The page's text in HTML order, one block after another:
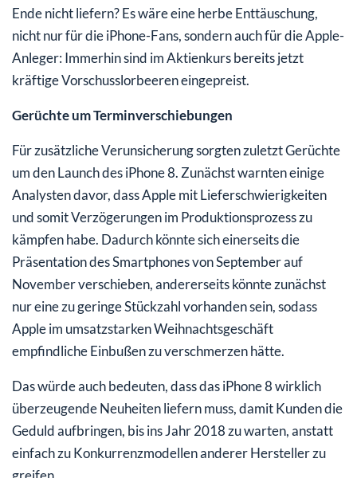
Ende nicht liefern? Es wäre eine herbe Enttäuschung,
nicht nur für die iPhone-Fans, sondern auch für die Apple-
Anleger: Immerhin sind im Aktienkurs bereits jetzt
kräftige Vorschusslorbeeren eingepreist.
Gerüchte um Terminverschiebungen
Für zusätzliche Verunsicherung sorgten zuletzt Gerüchte
um den Launch des iPhone 8. Zunächst warnten einige
Analysten davor, dass Apple mit Lieferschwierigkeiten
und somit Verzögerungen im Produktionsprozess zu
kämpfen habe. Dadurch könnte sich einerseits die
Präsentation des Smartphones von September auf
November verschieben, andererseits könnte zunächst
nur eine zu geringe Stückzahl vorhanden sein, sodass
Apple im umsatzstarken Weihnachtsgeschäft
empfindliche Einbußen zu verschmerzen hätte.
Das würde auch bedeuten, dass das iPhone 8 wirklich
überzeugende Neuheiten liefern muss, damit Kunden die
Geduld aufbringen, bis ins Jahr 2018 zu warten, anstatt
einfach zu Konkurrenzmodellen anderer Hersteller zu